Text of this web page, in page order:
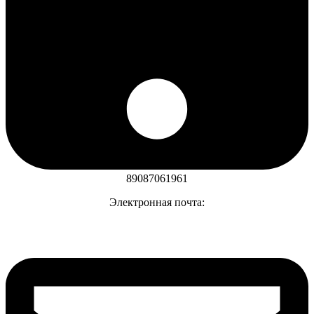
89087061961
Электронная почта: